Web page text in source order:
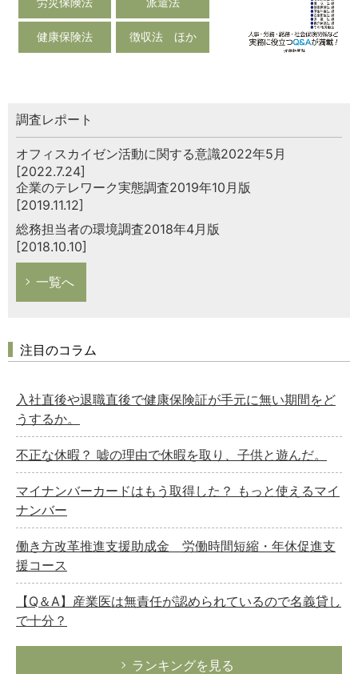
健康保険法 徴収法 ほか
調査レポート
オフィスカイゼン活動に関する意識2022年5月
[2022.7.24]
企業のテレワーク実態調査2019年10月版
[2019.11.12]
総務担当者の環境調査2018年4月版
[2018.10.10]
一覧へ
注目のコラム
入社直後や退職直後で健康保険証が手元に無い期間をど
うするか。
不正な休暇？ 嘘の理由で休暇を取り、子供と遊んだ。
マイナンバーカードはもう取得した？ もっと使えるマイ
ナンバー
働き方改革推進支援助成金 労働時間短縮・年休促進支
援コース
【Q＆A】産業医は無責任が認められているので名義貸し
で十分？
ランキングを見る